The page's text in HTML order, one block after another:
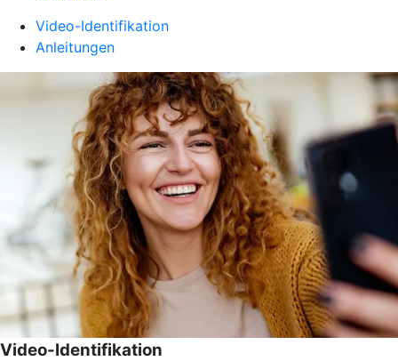
Video-Identifikation
Anleitungen
Video-Identifikation